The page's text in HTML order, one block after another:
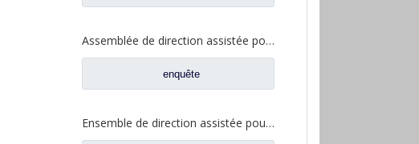
Assemblée de direction assistée pour les pièces de rechange WG9925477132 de camion de Sinotruk Howo
enquête
Ensemble de direction assistée pour pièces de rechange 8098957111 de camion de Sinotruk Howo